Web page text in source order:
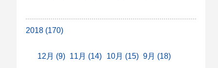
2018 (170)
12月 (9) 11月 (14) 10月 (15) 9月 (18)